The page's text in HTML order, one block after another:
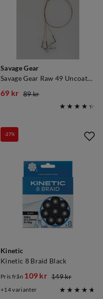
Savage Gear
Savage Gear Raw 49 Uncoated Trace 20cm 3pk 7kg
69 kr
89 kr
Kinetic
Kinetic 8 Braid Black
-27%
discounted
Pris från 109 kr
original
149 kr
14varianter